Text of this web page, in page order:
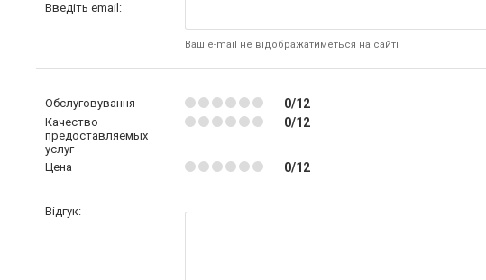
Введіть email:
Ваш e-mail не відображатиметься на сайті
Обслуговування 0/12
Качество
предоставляемых
услуг
0/12
Цена 0/12
Відгук: